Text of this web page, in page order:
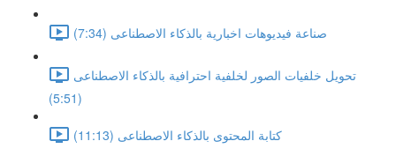
صناعة فيديوهات اخبارية بالذكاء الاصطناعى (7:34)
تحويل خلفيات الصور لخلفية احترافية بالذكاء الاصطناعى
(5:51)
كتابة المحتوى بالذكاء الاصطناعى (11:13)